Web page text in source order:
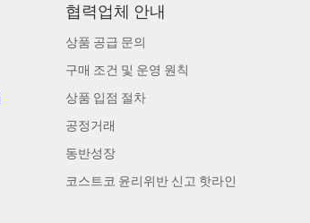
협력업체 안내
상품 공급 문의
구매 조건 및 운영 원칙
상품 입점 절차
공정거래
동반성장
코스트코 윤리위반 신고 핫라인